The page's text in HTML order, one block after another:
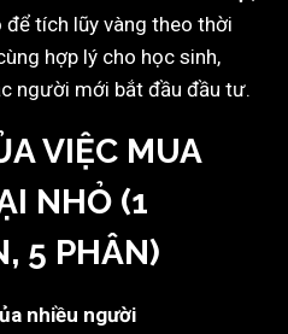
tích lũy vàng theo thời
hợp lý cho học sinh,
người mới bắt đầu đầu tư.
VIỆC MUA
NHỎ (1
5 PHÂN)
nhiều người